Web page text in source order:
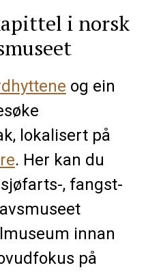
i norsk
og ein
lokalisert på
. Her kan du
, fangst-
innan
på